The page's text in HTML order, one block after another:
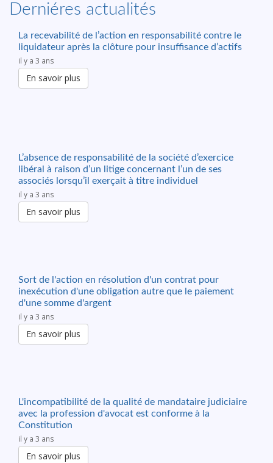
Derniéres actualités
La recevabilité de l’action en responsabilité contre le
liquidateur après la clôture pour insuffisance d’actifs
il y a 3 ans
En savoir plus
L’absence de responsabilité de la société d’exercice
libéral à raison d’un litige concernant l’un de ses
associés lorsqu’il exerçait à titre individuel
il y a 3 ans
En savoir plus
Sort de l'action en résolution d'un contrat pour
inexécution d'une obligation autre que le paiement
d'une somme d'argent
il y a 3 ans
En savoir plus
L'incompatibilité de la qualité de mandataire judiciaire
avec la profession d'avocat est conforme à la
Constitution
il y a 3 ans
En savoir plus